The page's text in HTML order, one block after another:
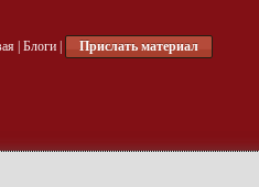
| Блоги| Прислать материал